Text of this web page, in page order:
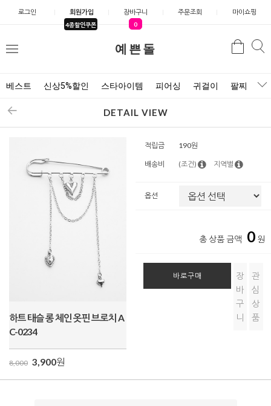
로그인 회원가입
4종할인쿠폰
장바구니
0
주문조회 마이쇼핑
예쁜돌
메
검색
베스트 신상5%할인 스타아이템 피어싱 귀걸이 팔찌 목
DETAIL VIEW
하트 태슬 롱 체인 옷핀 브로치 A
C-0234
8,000 3,900원
적립금 190원
배송비 (조건) 지역별
옵션
총 상품 금액 0 원
바로구매
장
바
구
니
관
심
상
품